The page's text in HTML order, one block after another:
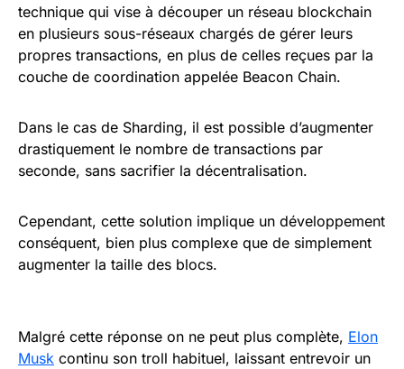
technique qui vise à découper un réseau blockchain
en plusieurs sous-réseaux chargés de gérer leurs
propres transactions, en plus de celles reçues par la
couche de coordination appelée Beacon Chain.
Dans le cas de Sharding, il est possible d’augmenter
drastiquement le nombre de transactions par
seconde, sans sacrifier la décentralisation.
Cependant, cette solution implique un développement
conséquent, bien plus complexe que de simplement
augmenter la taille des blocs.
Malgré cette réponse on ne peut plus complète, Elon
Musk continu son troll habituel, laissant entrevoir un